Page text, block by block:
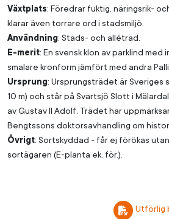
Växtplats: Föredrar fuktig, näringsrik-
klarar även torrare ord i stadsmiljö.
Användning: Stads- och alléträd.
E-merit: En svensk klon av parklind
smalare kronform jämfört med andra
Ursprung: Ursprungsträdet är Sveriges
10 m) och står på Svartsjö Slott i
av Gustav II Adolf. Trädet har
Bengtssons doktorsavhandling om
Övrigt: Sortskyddad - får ej förökas
sortägaren (E-planta ek. för.).
Utförlig